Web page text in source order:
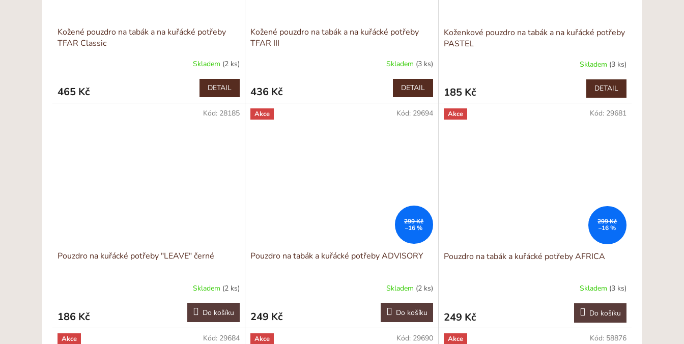
Kožené pouzdro na tabák a na kuřácké potřeby
TFAR Classic
Skladem (2 ks)
465 Kč DETAIL
Kožené pouzdro na tabák a na kuřácké potřeby
TFAR III
Skladem (3 ks)
436 Kč DETAIL
Koženkové pouzdro na tabák a na kuřácké potřeby
PASTEL
Skladem (3 ks)
185 Kč DETAIL
Pouzdro na kuřácké potřeby "LEAVE" černé
Skladem (2 ks)
186 Kč Do košíku
Kód: 28185 Akce
299 Kč
–16 %
Pouzdro na tabák a kuřácké potřeby ADVISORY
Skladem (2 ks)
249 Kč Do košíku
Kód: 29694 Akce
299 Kč
–16 %
Pouzdro na tabák a kuřácké potřeby AFRICA
Skladem (3 ks)
249 Kč Do košíku
Kód: 29681
Akce
Kód: 29684 Akce Kód: 29690
Akce
Kód: 58876